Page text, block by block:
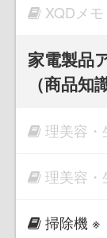
XQDメ
家電製品
（商品知
理美容・
理美容・
掃除機 ※